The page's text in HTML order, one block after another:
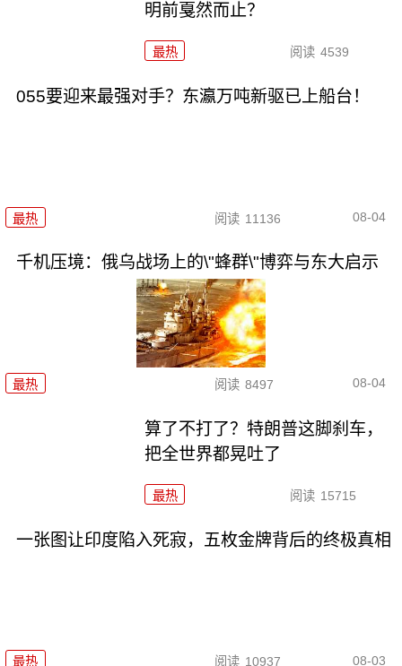
明前戛然而止？
最热 阅读 4539
055要迎来最强对手？东瀛万吨新驱已上船台！
最热 阅读 11136 08-04
千机压境：俄乌战场上的\"蜂群\"博弈与东大启示
最热 阅读 8497 08-04
算了不打了？特朗普这脚刹车，
把全世界都晃吐了
最热 阅读 15715
一张图让印度陷入死寂，五枚金牌背后的终极真相
最热 阅读 10937 08-03